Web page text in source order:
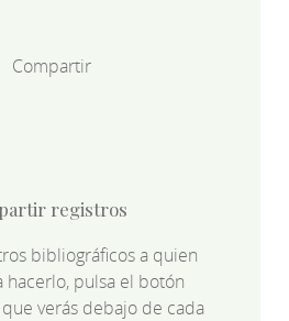
registros
bibliográficos a quien
hacerlo, pulsa el botón
que verás debajo de cada